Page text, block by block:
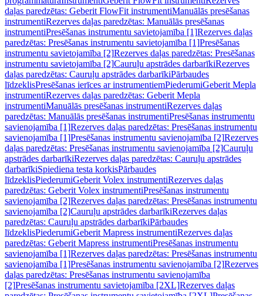
daļas paredzētas: Geberit FlowFit instrumentiManuālās presēšanas
instrumentiRezerves daļas paredzētas: Manuālās presēšanas
instrumentiPresēšanas instrumentu savietojamība [1]Rezerves daļas
paredzētas: Presēšanas instrumentu savietojamība [1]Presēšanas
instrumentu savietojamība [2]Rezerves daļas paredzētas: Presēšanas
instrumentu savietojamība [2]Cauruļu apstrādes darbarīkiRezerves
daļas paredzētas: Cauruļu apstrādes darbarīkiPārbaudes
līdzeklisPresēšanas ierīces ar instrumentiemPiederumiGeberit Mepla
instrumentiRezerves daļas paredzētas: Geberit Mepla
instrumentiManuālās presēšanas instrumentiRezerves daļas
paredzētas: Manuālās presēšanas instrumentiPresēšanas instrumentu
savienojamība [1]Rezerves daļas paredzētas: Presēšanas instrumentu
savienojamība [1]Presēšanas instrumentu savienojamība [2]Rezerves
daļas paredzētas: Presēšanas instrumentu savienojamība [2]Cauruļu
apstrādes darbarīkiRezerves daļas paredzētas: Cauruļu apstrādes
darbarīkiSpiediena testa korķisPārbaudes
līdzeklisPiederumiGeberit Volex instrumentiRezerves daļas
paredzētas: Geberit Volex instrumentiPresēšanas instrumentu
savienojamība [2]Rezerves daļas paredzētas: Presēšanas instrumentu
savienojamība [2]Cauruļu apstrādes darbarīkiRezerves daļas
paredzētas: Cauruļu apstrādes darbarīkiPārbaudes
līdzeklisPiederumiGeberit Mapress instrumentiRezerves daļas
paredzētas: Geberit Mapress instrumentiPresēšanas instrumentu
savienojamība [1]Rezerves daļas paredzētas: Presēšanas instrumentu
savienojamība [1]Presēšanas instrumentu savienojamība [2]Rezerves
daļas paredzētas: Presēšanas instrumentu savienojamība
[2]Presēšanas instrumentu savietojamība [2XL]Rezerves daļas